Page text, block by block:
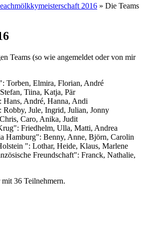
2016 » Die Teams
Teams (so wie angemeldet oder von mir
Torben, Elmira, Florian, André
Tiina, Katja, Pär
Hans, André, Hanna, Andi
Robby, Jule, Ingrid, Julian, Jonny
Caro, Anika, Judit
Friedhelm, Ulla, Matti, Andrea
Hamburg": Benny, Anne, Björn, Carolin
": Lothar, Heide, Klaus, Marlene
Freundschaft": Franck, Nathalie,
mit 36 Teilnehmern.